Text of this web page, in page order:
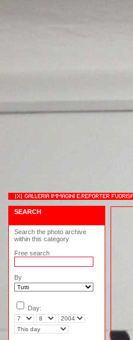
SEARCH
Search the photo archive
within this category
Free search
By
Day: